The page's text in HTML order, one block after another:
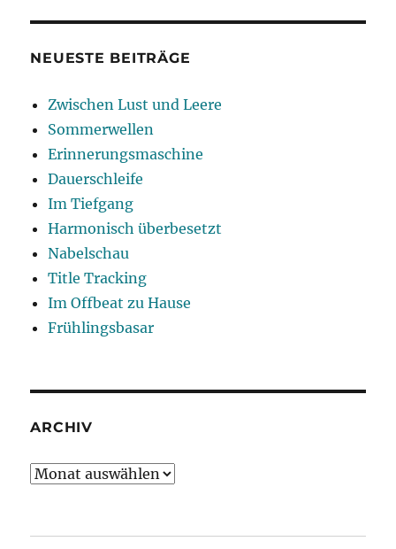
NEUESTE BEITRÄGE
Zwischen Lust und Leere
Sommerwellen
Erinnerungsmaschine
Dauerschleife
Im Tiefgang
Harmonisch überbesetzt
Nabelschau
Title Tracking
Im Offbeat zu Hause
Frühlingsbasar
ARCHIV
Archiv